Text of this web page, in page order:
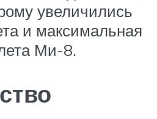
увеличились
и максимальная
Ми-8.